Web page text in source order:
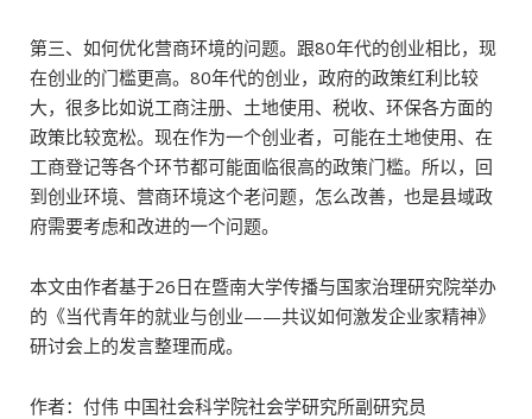
第三、如何优化营商环境的问题。跟80年代的创业相比，现
在创业的门槛更高。80年代的创业，政府的政策红利比较
大，很多比如说工商注册、土地使用、税收、环保各方面的
政策比较宽松。现在作为一个创业者，可能在土地使用、在
工商登记等各个环节都可能面临很高的政策门槛。所以，回
到创业环境、营商环境这个老问题，怎么改善，也是县域政
府需要考虑和改进的一个问题。
本文由作者基于26日在暨南大学传播与国家治理研究院举办
的《当代青年的就业与创业——共议如何激发企业家精神》
研讨会上的发言整理而成。
作者：付伟 中国社会科学院社会学研究所副研究员